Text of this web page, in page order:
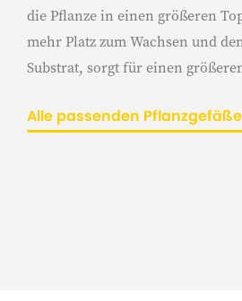
die Pflanze in einen größeren
mehr Platz zum Wachsen und
Substrat, sorgt für einen
Alle passenden Pflanzgefäße